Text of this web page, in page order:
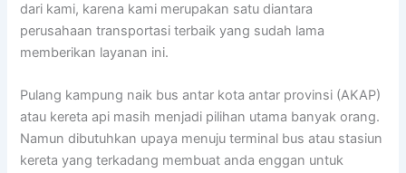
dari kami, karena kami merupakan satu diantara
perusahaan transportasi terbaik yang sudah lama
memberikan layanan ini.
Pulang kampung naik bus antar kota antar provinsi (AKAP)
atau kereta api masih menjadi pilihan utama banyak orang.
Namun dibutuhkan upaya menuju terminal bus atau stasiun
kereta yang terkadang membuat anda enggan untuk